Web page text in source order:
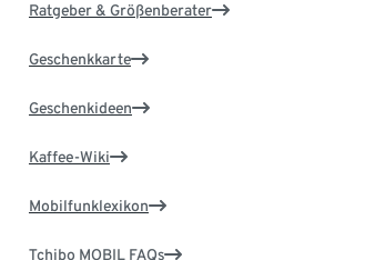
Ratgeber & Größenberater
Geschenkkarte
Geschenkideen
Kaffee-Wiki
Mobilfunklexikon
Tchibo MOBIL FAQs